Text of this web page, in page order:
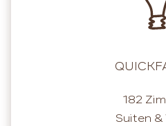
182
Suiten &